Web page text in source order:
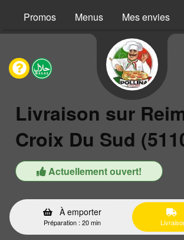
Promos Menus Mes envies
Livraison sur
Croix Du Sud
Actuellement ouvert!
À emporter
Préparation : 20 min